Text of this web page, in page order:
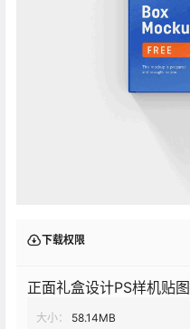
下载权限
正面礼盒设计PS样机贴图
大小：
58.14MB